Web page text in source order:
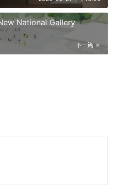
National Gallery
下一篇